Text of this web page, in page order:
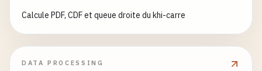
Calcule PDF, CDF et queue droite du khi-carre
DATA PROCESSING